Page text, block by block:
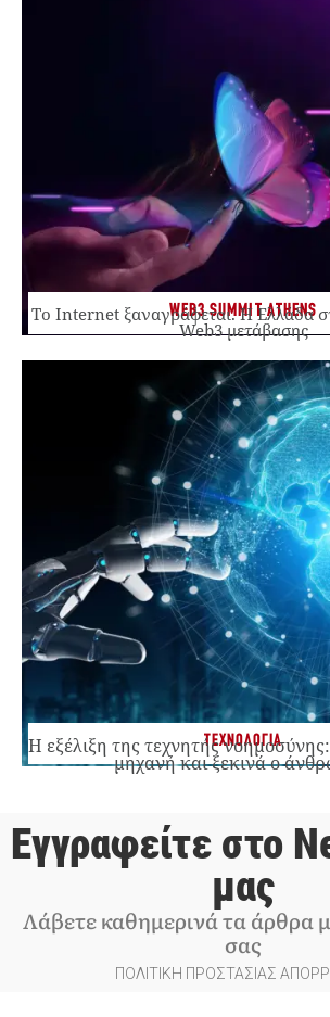
WEB3 SUMMIT ATHENS
Το Internet ξαναγράφεται. Η Ελλάδα
Web3 μετάβασης
ΤΕΧΝΟΛΟΓΙΑ
Η εξέλιξη της τεχνητής
μηχανή και ξεκινά ο
Εγγραφείτε στο
μας
Λάβετε καθημερινά τα άρθρα
σας
ΠΟΛΙΤΙΚΗ ΠΡΟΣΤΑΣΙΑΣ